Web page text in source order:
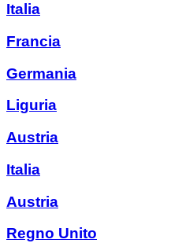
Italia
Francia
Germania
Liguria
Austria
Italia
Austria
Regno Unito